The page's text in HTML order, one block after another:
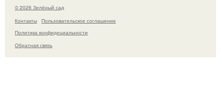
© 2026 Зелёный сад
Контакты
Пользовательское соглашение
Политика конфидециальности
Обратная связь